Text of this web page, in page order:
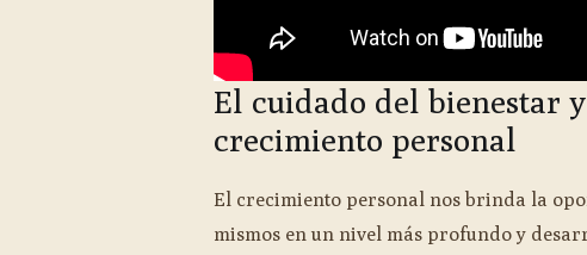
El cuidado del bienestar
crecimiento personal
El crecimiento personal nos brinda la
mismos en un nivel más profundo y